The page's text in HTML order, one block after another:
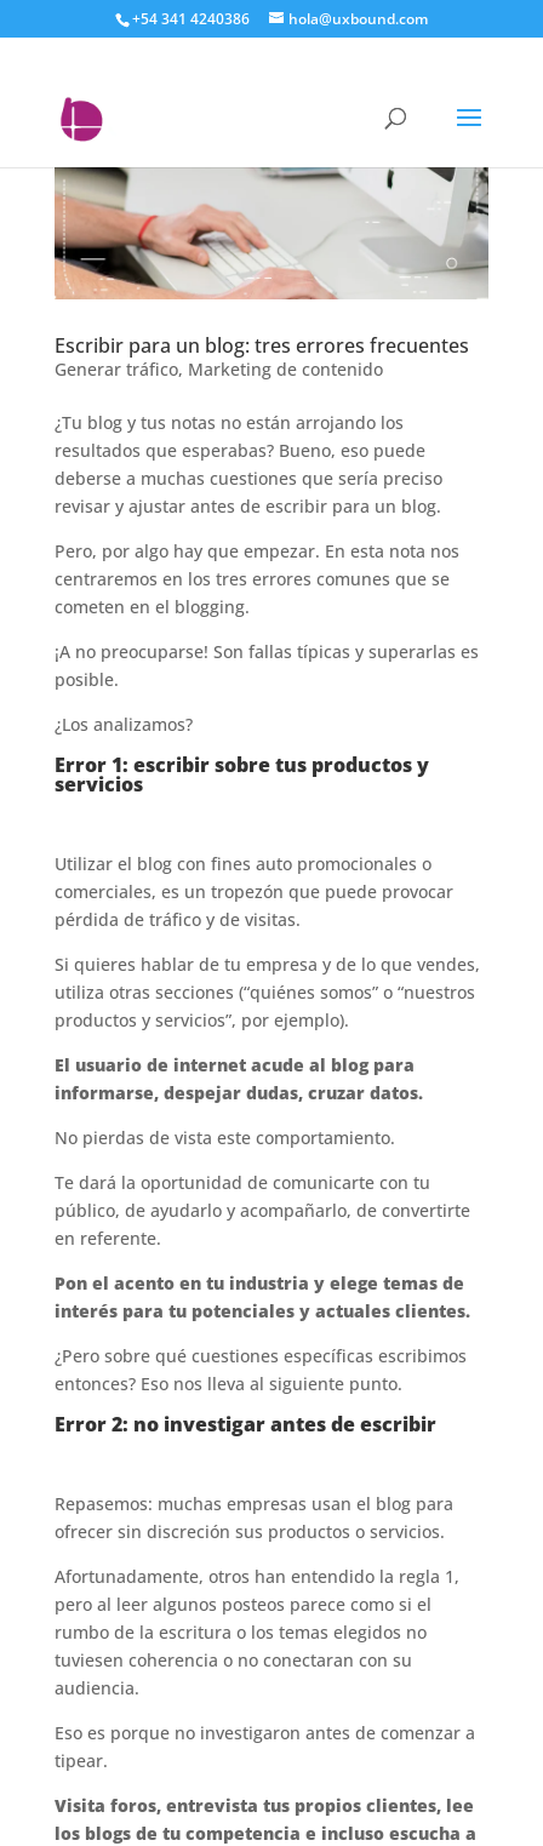
+54 341 4240386 hola@uxbound.com
Escribir para un blog: tres errores frecuentes
Generar tráfico, Marketing de contenido
¿Tu blog y tus notas no están arrojando los
resultados que esperabas? Bueno, eso puede
deberse a muchas cuestiones que sería preciso
revisar y ajustar antes de escribir para un blog.
Pero, por algo hay que empezar. En esta nota nos
centraremos en los tres errores comunes que se
cometen en el blogging.
¡A no preocuparse! Son fallas típicas y superarlas es
posible.
¿Los analizamos?
Error 1: escribir sobre tus productos y
servicios
Utilizar el blog con fines auto promocionales o
comerciales, es un tropezón que puede provocar
pérdida de tráfico y de visitas.
Si quieres hablar de tu empresa y de lo que vendes,
utiliza otras secciones (“quiénes somos” o “nuestros
productos y servicios”, por ejemplo).
El usuario de internet acude al blog para
informarse, despejar dudas, cruzar datos.
No pierdas de vista este comportamiento.
Te dará la oportunidad de comunicarte con tu
público, de ayudarlo y acompañarlo, de convertirte
en referente.
Pon el acento en tu industria y elege temas de
interés para tu potenciales y actuales clientes.
¿Pero sobre qué cuestiones específicas escribimos
entonces? Eso nos lleva al siguiente punto.
Error 2: no investigar antes de escribir
Repasemos: muchas empresas usan el blog para
ofrecer sin discreción sus productos o servicios.
Afortunadamente, otros han entendido la regla 1,
pero al leer algunos posteos parece como si el
rumbo de la escritura o los temas elegidos no
tuviesen coherencia o no conectaran con su
audiencia.
Eso es porque no investigaron antes de comenzar a
tipear.
Visita foros, entrevista tus propios clientes, lee
los blogs de tu competencia e incluso escucha a